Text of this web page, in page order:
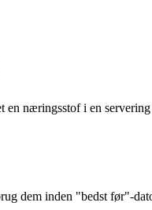
næringsstof i en
dem inden "bedst før"-